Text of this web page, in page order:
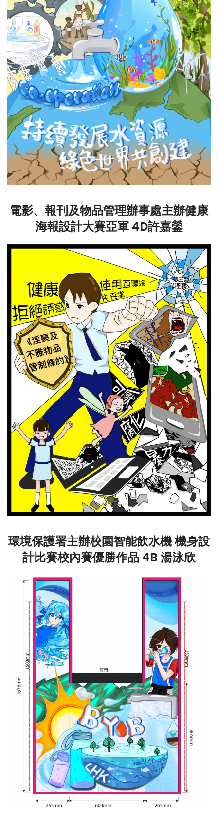
電影、報刊及物品管理辦事處主辦健康
海報設計大賽亞軍 4D許嘉鎣
環境保護署主辦校園智能飲水機 機身設
計比賽校內賽優勝作品 4B 湯泳欣